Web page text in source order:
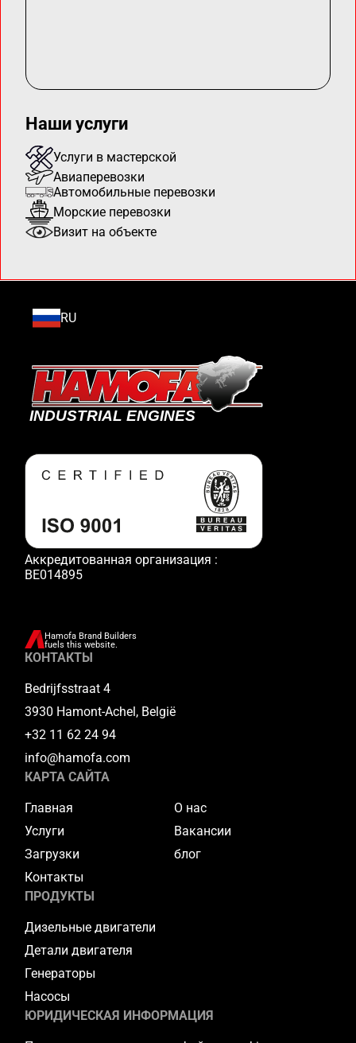
Наши услуги
Услуги в мастерской
Авиаперевозки
Автомобильные перевозки
Морские перевозки
Визит на объекте
RU
Аккредитованная организация :
BE014895
Hamofa Brand Builders
fuels this website.
КОНТАКТЫ
Bedrijfsstraat 4
3930 Hamont-Achel, België
+32 11 62 24 94
info@hamofa.com
КАРТА САЙТА
Главная
О нас
Услуги
Вакансии
Загрузки
блог
Контакты
ПРОДУКТЫ
Дизельные двигатели
Детали двигателя
Генераторы
Насосы
ЮРИДИЧЕСКАЯ ИНФОРМАЦИЯ